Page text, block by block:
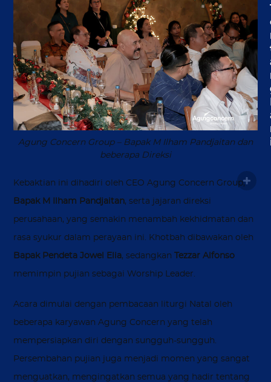
Agung Concern Group – Bapak M Ilham Pandjaitan dan
beberapa Direksi
Kebaktian ini dihadiri oleh CEO Agung Concern Group,
Bapak M Ilham Pandjaitan, serta jajaran direksi
perusahaan, yang semakin menambah kekhidmatan dan
rasa syukur dalam perayaan ini. Khotbah dibawakan oleh
Bapak Pendeta Jowel Elia, sedangkanTezzar Alfonso
memimpin pujian sebagai Worship Leader.
Acara dimulai dengan pembacaan liturgi Natal oleh
beberapa karyawan Agung Concern yang telah
mempersiapkan diri dengan sungguh-sungguh.
Persembahan pujian juga menjadi momen yang sangat
menguatkan, mengingatkan semua yang hadir tentang